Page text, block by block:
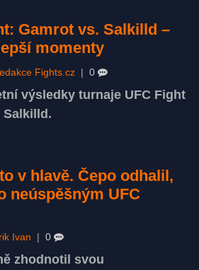
Gamrot vs. Salkilld –
momenty
Fights.cz 0
výsledky turnaje UFC Fight
Salkilld.
v hlavě. Čepo odhalil,
neúspěšným UFC
Ivan 0
zhodnotil svou